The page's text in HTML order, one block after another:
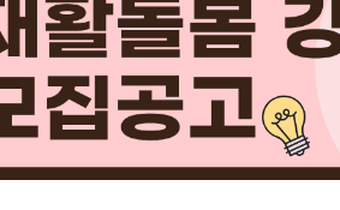
임원소개
오시는 길